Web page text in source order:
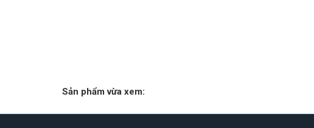
Sản phẩm vừa xem: